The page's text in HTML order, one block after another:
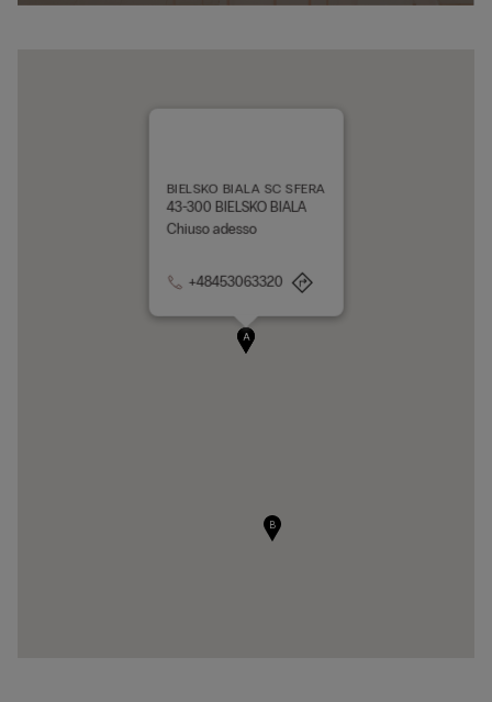
A
B
BIELSKO BIALA SC SFERA
43-300 BIELSKO BIALA
Chiuso adesso
+48453063320